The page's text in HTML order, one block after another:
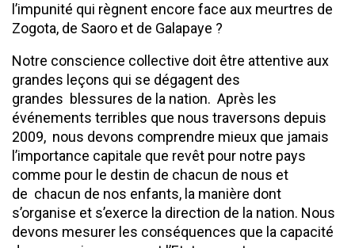
l’impunité qui règnent encore face aux meurtres de
Zogota, de Saoro et de Galapaye ?
Notre conscience collective doit être attentive aux
grandes leçons qui se dégagent des
grandes blessures de la nation. Après les
événements terribles que nous traversons depuis
2009, nous devons comprendre mieux que jamais
l’importance capitale que revêt pour notre pays
comme pour le destin de chacun de nous et
de chacun de nos enfants, la manière dont
s’organise et s’exerce la direction de la nation. Nous
devons mesurer les conséquences que la capacité